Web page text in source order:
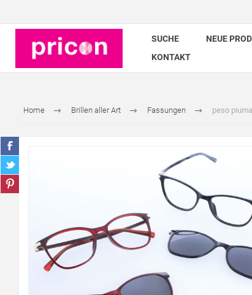
SUCHE NEUE
KONTAKT
Home Brillen aller Art Fassungen peso